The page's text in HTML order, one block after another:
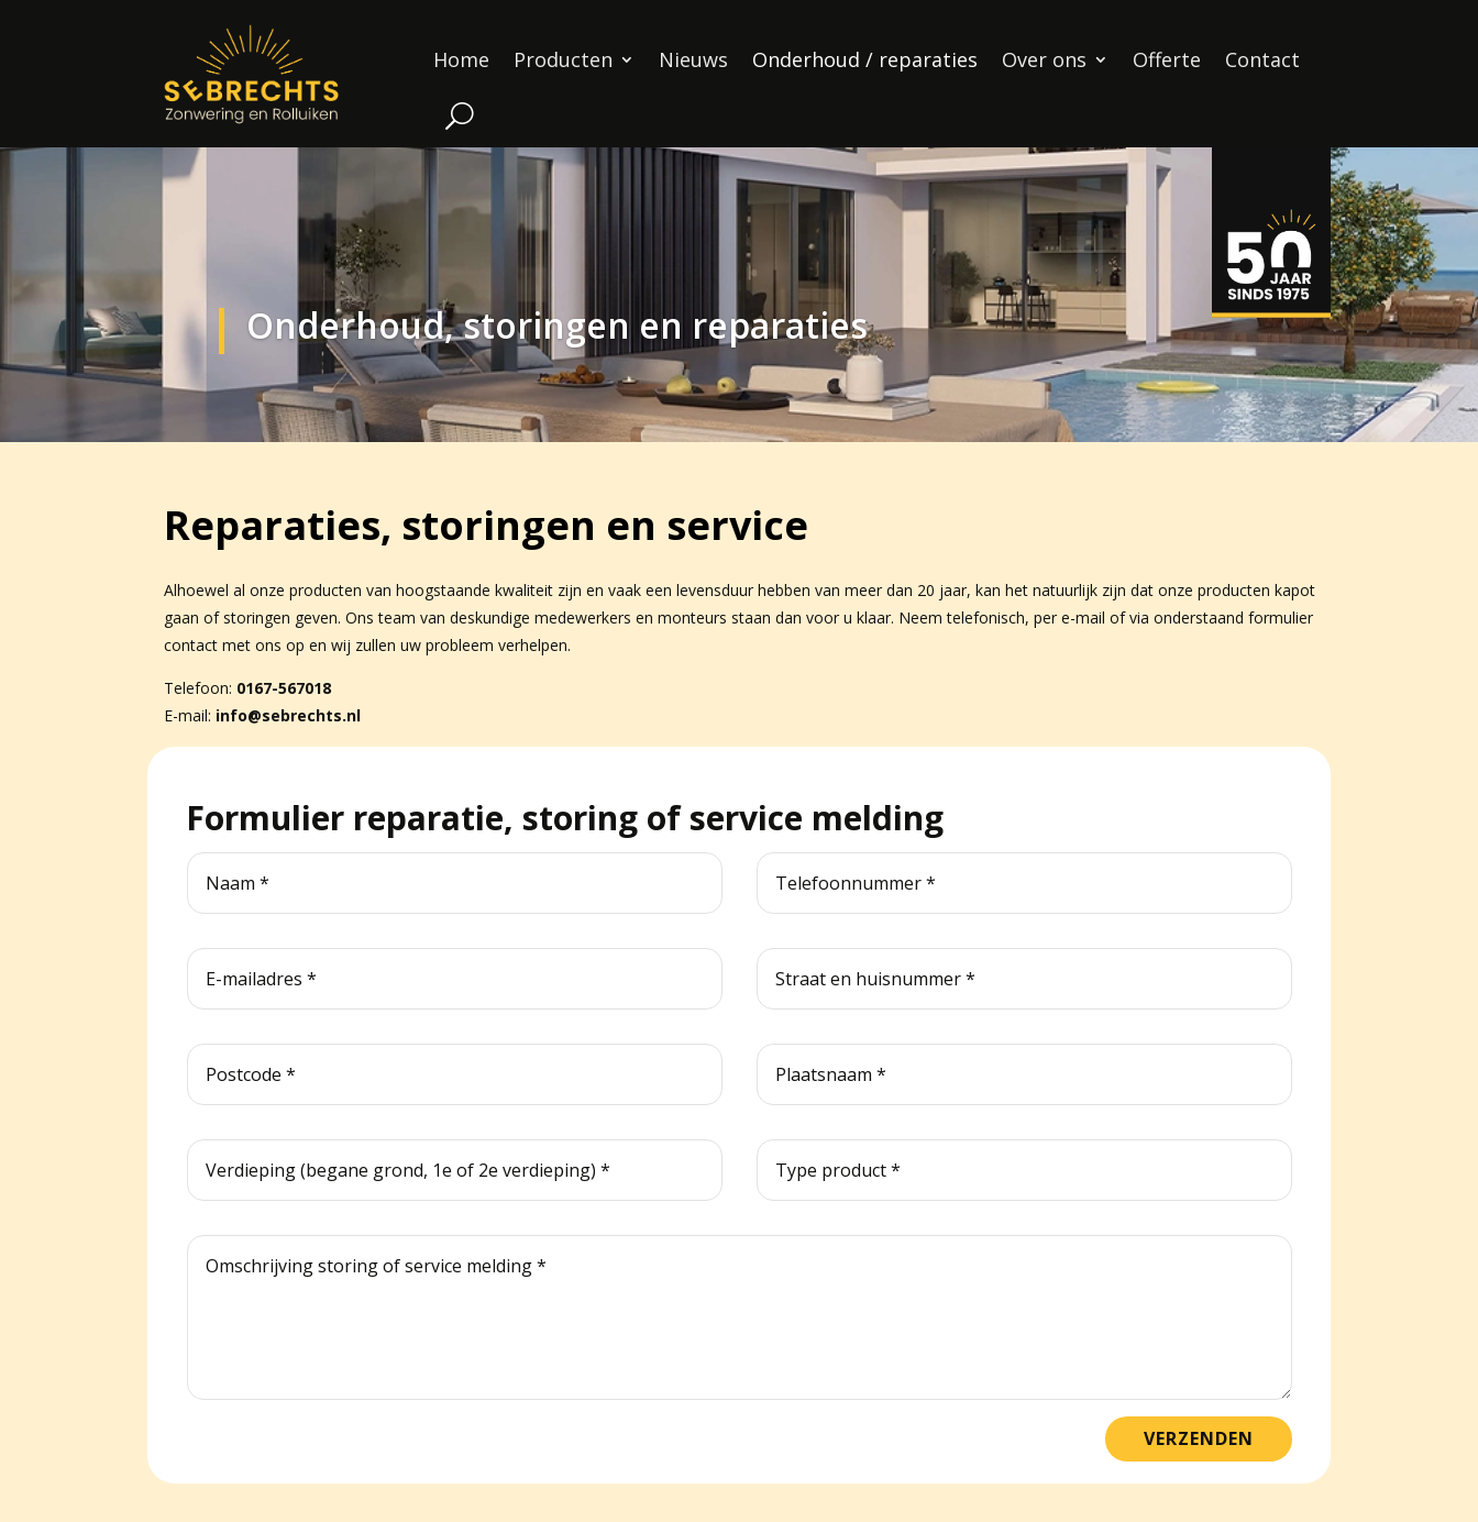
Home Producten Nieuws Onderhoud / reparaties Over ons Offerte Contact
Onderhoud, storingen en reparaties
Reparaties, storingen en service
Alhoewel al onze producten van hoogstaande kwaliteit zijn en vaak een levensduur hebben van meer dan 20 jaar, kan het natuurlijk zijn dat onze producten kapot
gaan of storingen geven. Ons team van deskundige medewerkers en monteurs staan dan voor u klaar. Neem telefonisch, per e-mail of via onderstaand formulier
contact met ons op en wij zullen uw probleem verhelpen.
Telefoon: 0167-567018
E-mail: info@sebrechts.nl
Formulier reparatie, storing of service melding
VERZENDEN